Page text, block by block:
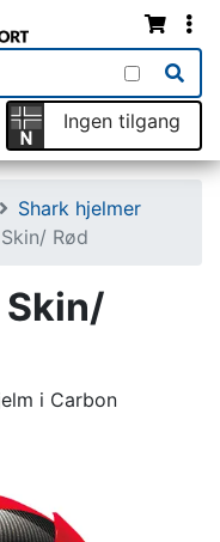
Ingen tilgang
Shark hjelmer
Rød
Skin/
i Carbon